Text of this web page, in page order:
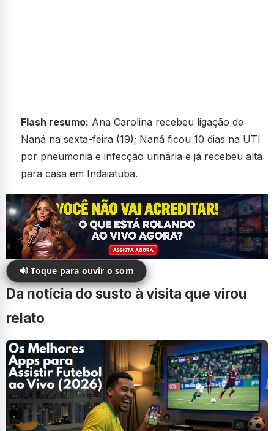
Flash resumo: Ana Carolina recebeu ligação de
Naná na sexta-feira (19); Naná ficou 10 dias na UTI
por pneumonia e infecção urinária e já recebeu alta
para casa em Indaiatuba.
🔊 Toque para ouvir o som
Da notícia do susto à visita que virou
relato